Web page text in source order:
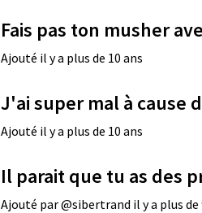
Fais pas ton musher
Ajouté il y a plus de 10 ans
J'ai super mal à cause
Ajouté il y a plus de 10 ans
Il parait que tu as des
Ajouté par @sibertrand il y a plus de